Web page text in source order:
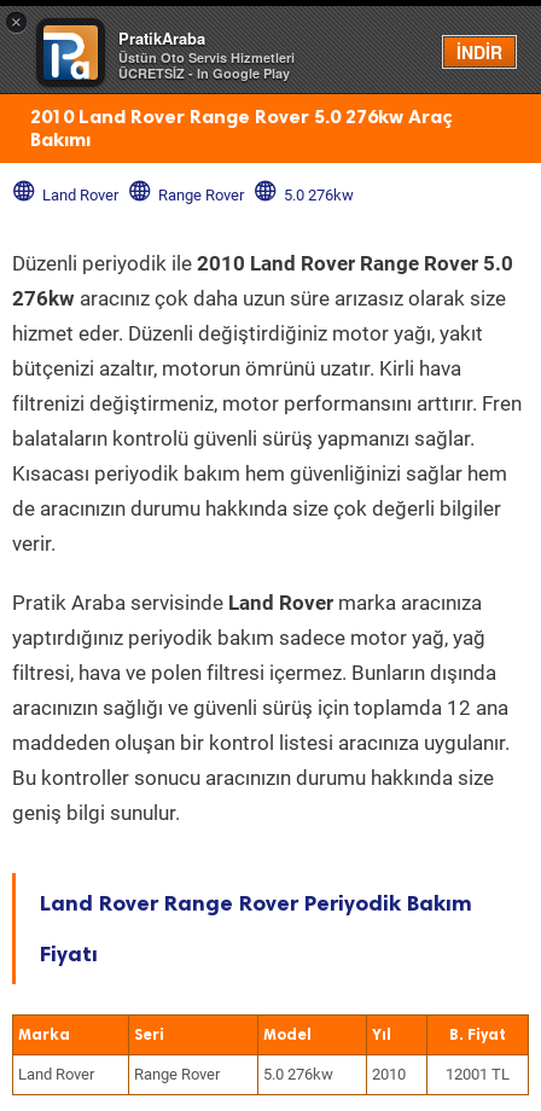
×
PratikAraba
Üstün Oto Servis Hizmetleri
ÜCRETSİZ - In Google Play
İNDİR
Menü
2010 Land Rover Range Rover 5.0 276kw Araç
Bakımı
Land Rover Range Rover 5.0 276kw
Düzenli periyodik ile 2010 Land Rover Range Rover 5.0
276kw aracınız çok daha uzun süre arızasız olarak size
hizmet eder. Düzenli değiştirdiğiniz motor yağı, yakıt
bütçenizi azaltır, motorun ömrünü uzatır. Kirli hava
filtrenizi değiştirmeniz, motor performansını arttırır. Fren
balataların kontrolü güvenli sürüş yapmanızı sağlar.
Kısacası periyodik bakım hem güvenliğinizi sağlar hem
de aracınızın durumu hakkında size çok değerli bilgiler
verir.
Pratik Araba servisinde Land Rover marka aracınıza
yaptırdığınız periyodik bakım sadece motor yağ, yağ
filtresi, hava ve polen filtresi içermez. Bunların dışında
aracınızın sağlığı ve güvenli sürüş için toplamda 12 ana
maddeden oluşan bir kontrol listesi aracınıza uygulanır.
Bu kontroller sonucu aracınızın durumu hakkında size
geniş bilgi sunulur.
Land Rover Range Rover Periyodik Bakım
Fiyatı
Marka Seri Model Yıl
Land Rover Range Rover 5.0 276kw 2010 12001 TL